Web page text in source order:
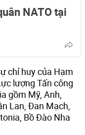
NATO tại
chỉ huy của Hạm
lượng Tấn công
gồm Mỹ, Anh,
Lan, Đan Mạch,
Bồ Đào Nha